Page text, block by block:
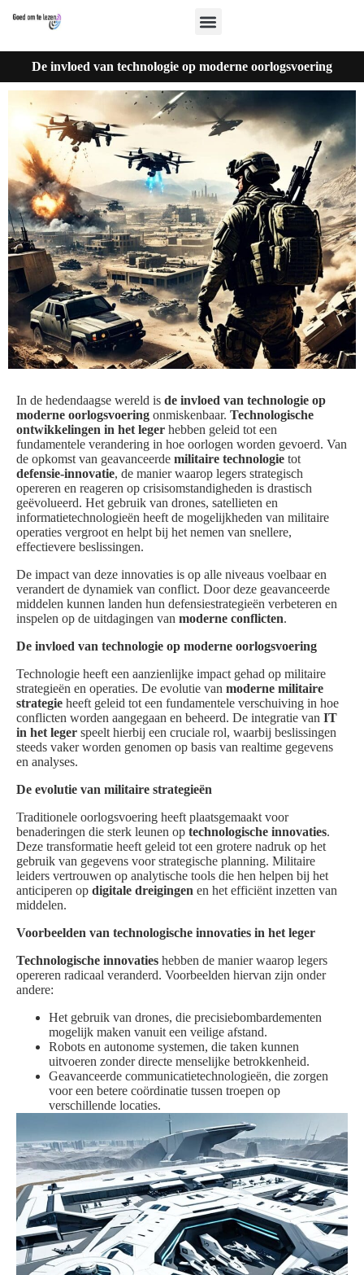
De invloed van technologie op moderne oorlogsvoering
In de hedendaagse wereld is de invloed van technologie op
moderne oorlogsvoering onmiskenbaar. Technologische
ontwikkelingen in het leger hebben geleid tot een
fundamentele verandering in hoe oorlogen worden gevoerd. Van
de opkomst van geavanceerde militaire technologie tot
defensie-innovatie, de manier waarop legers strategisch
opereren en reageren op crisisomstandigheden is drastisch
geëvolueerd. Het gebruik van drones, satellieten en
informatietechnologieën heeft de mogelijkheden van militaire
operaties vergroot en helpt bij het nemen van snellere,
effectievere beslissingen.
De impact van deze innovaties is op alle niveaus voelbaar en
verandert de dynamiek van conflict. Door deze geavanceerde
middelen kunnen landen hun defensiestrategieën verbeteren en
inspelen op de uitdagingen van moderne conflicten.
De invloed van technologie op moderne oorlogsvoering
Technologie heeft een aanzienlijke impact gehad op militaire
strategieën en operaties. De evolutie van moderne militaire
strategie heeft geleid tot een fundamentele verschuiving in hoe
conflicten worden aangegaan en beheerd. De integratie van IT
in het leger speelt hierbij een cruciale rol, waarbij beslissingen
steeds vaker worden genomen op basis van realtime gegevens
en analyses.
De evolutie van militaire strategieën
Traditionele oorlogsvoering heeft plaatsgemaakt voor
benaderingen die sterk leunen op technologische innovaties.
Deze transformatie heeft geleid tot een grotere nadruk op het
gebruik van gegevens voor strategische planning. Militaire
leiders vertrouwen op analytische tools die hen helpen bij het
anticiperen op digitale dreigingen en het efficiënt inzetten van
middelen.
Voorbeelden van technologische innovaties in het leger
Technologische innovaties hebben de manier waarop legers
opereren radicaal veranderd. Voorbeelden hiervan zijn onder
andere:
Het gebruik van drones, die precisiebombardementen
mogelijk maken vanuit een veilige afstand.
Robots en autonome systemen, die taken kunnen
uitvoeren zonder directe menselijke betrokkenheid.
Geavanceerde communicatietechnologieën, die zorgen
voor een betere coördinatie tussen troepen op
verschillende locaties.